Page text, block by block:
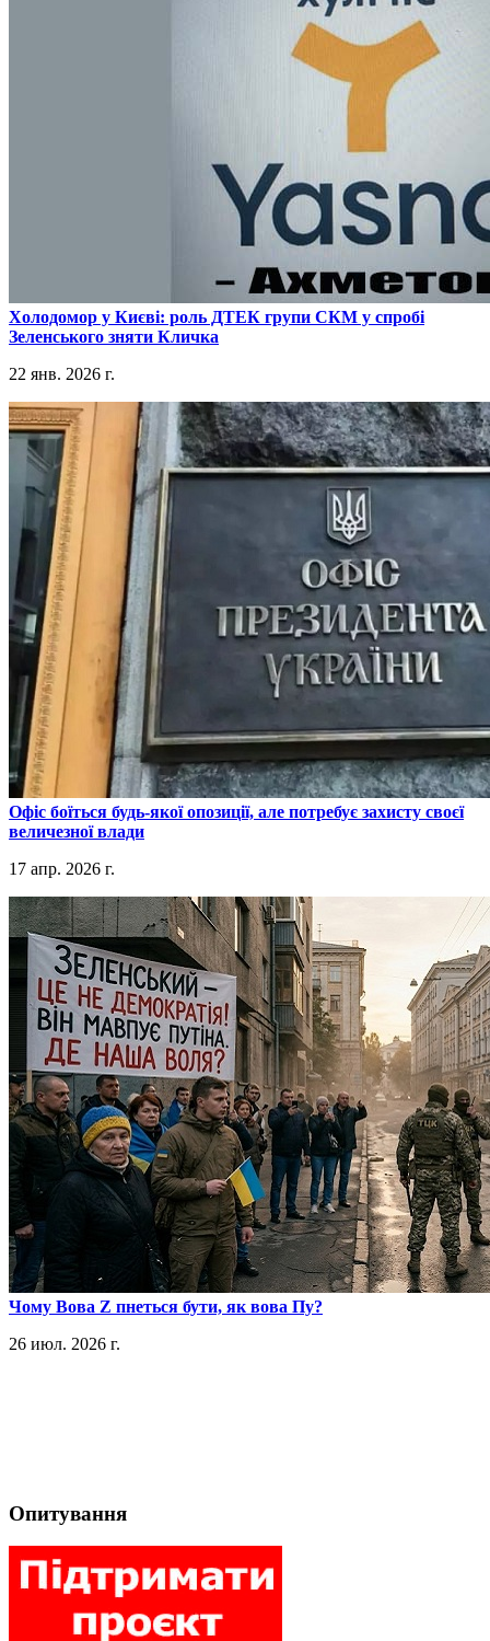
​Холодомор у Києві: роль ДТЕК групи СКМ у спробі
Зеленського зняти Кличка
22 янв. 2026 г.
​Офіс боїться будь-якої опозиції, але потребує захисту своєї
величезної влади
17 апр. 2026 г.
​Чому Вова Z пнеться бути, як вова Пу?
26 июл. 2026 г.
Опитування